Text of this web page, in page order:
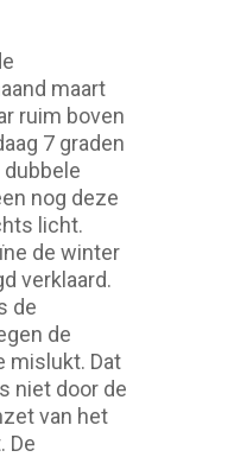
maart
ruim boven
7 graden
nog deze
licht.
de winter
verklaard.
de
de
mislukt. Dat
niet door de
van het
De